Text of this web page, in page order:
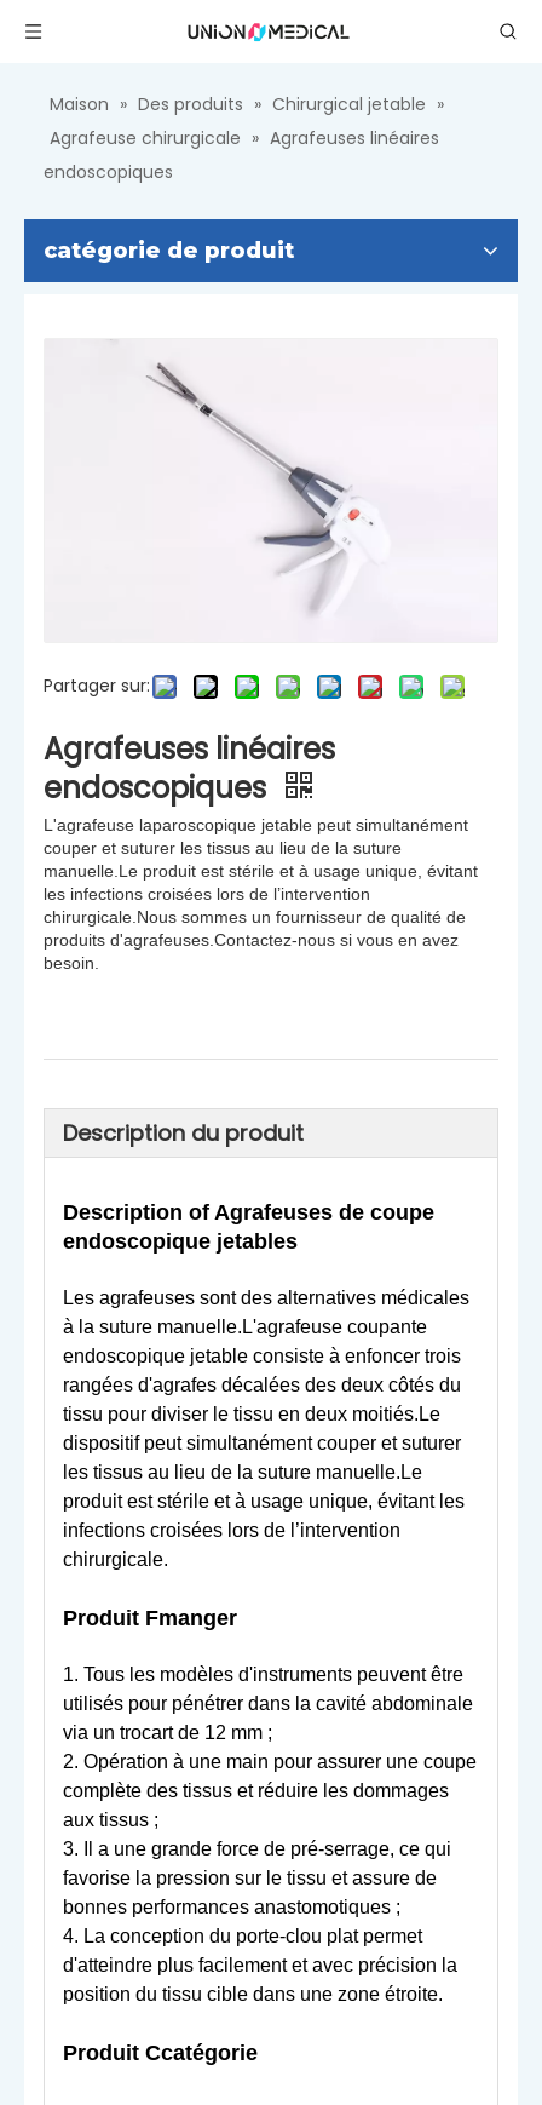
Maison » Des produits » Chirurgical jetable »
Agrafeuse chirurgicale » Agrafeuses linéaires
endoscopiques
catégorie de produit
Partager sur:
Agrafeuses linéaires
endoscopiques
L'agrafeuse laparoscopique jetable peut simultanément
couper et suturer les tissus au lieu de la suture
manuelle.Le produit est stérile et à usage unique, évitant
les infections croisées lors de l’intervention
chirurgicale.Nous sommes un fournisseur de qualité de
produits d'agrafeuses.Contactez-nous si vous en avez
besoin.
Description du produit
Description of Agrafeuses de coupe
endoscopique jetables
Les agrafeuses sont des alternatives médicales
à la suture manuelle.L'agrafeuse coupante
endoscopique jetable consiste à enfoncer trois
rangées d'agrafes décalées des deux côtés du
tissu pour diviser le tissu en deux moitiés.Le
dispositif peut simultanément couper et suturer
les tissus au lieu de la suture manuelle.Le
produit est stérile et à usage unique, évitant les
infections croisées lors de l’intervention
chirurgicale.
Produit Fmanger
1. Tous les modèles d'instruments peuvent être
utilisés pour pénétrer dans la cavité abdominale
via un trocart de 12 mm ;
2. Opération à une main pour assurer une coupe
complète des tissus et réduire les dommages
aux tissus ;
3. Il a une grande force de pré-serrage, ce qui
favorise la pression sur le tissu et assure de
bonnes performances anastomotiques ;
4. La conception du porte-clou plat permet
d'atteindre plus facilement et avec précision la
position du tissu cible dans une zone étroite.
Produit Ccatégorie